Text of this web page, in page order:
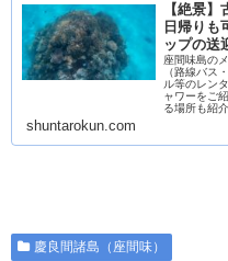
【絶景
日帰りも
ップの送
座間味島の
（路線バス
ル等のレン
ャワーをご
る場所も紹
shuntarokun.com
慶良間諸島（座間味）